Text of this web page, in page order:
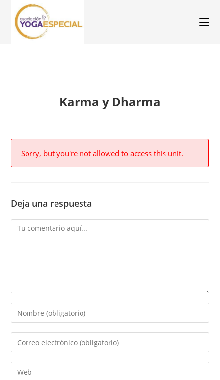
Karma y Dharma
Sorry, but you're not allowed to access this unit.
Deja una respuesta